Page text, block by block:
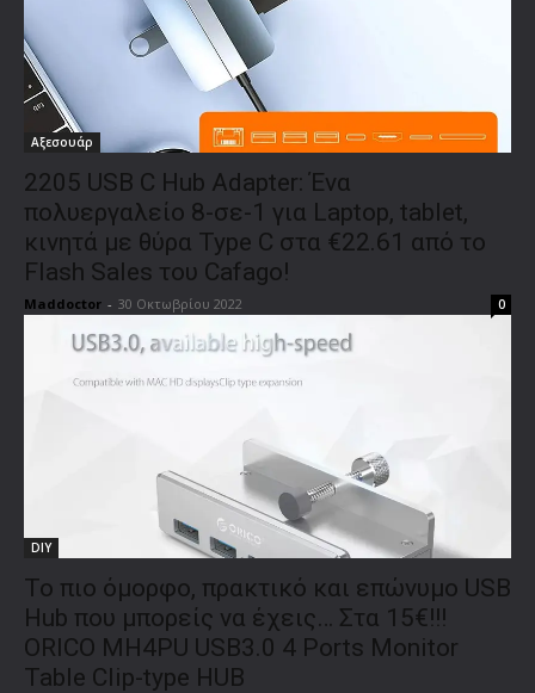
Αξεσουάρ
2205 USB C Hub Adapter: Ένα
πολυεργαλείο 8-σε-1 για Laptop, tablet,
κινητά με θύρα Type C στα €22.61 από το
Flash Sales του Cafago!
Maddoctor - 30 Οκτωβρίου 2022 0
DIY
Το πιο όμορφο, πρακτικό και επώνυμο USB
Hub που μπορείς να έχεις… Στα 15€!!!
ORICO MH4PU USB3.0 4 Ports Monitor
Table Clip-type HUB